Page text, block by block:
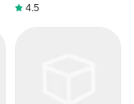
4.5